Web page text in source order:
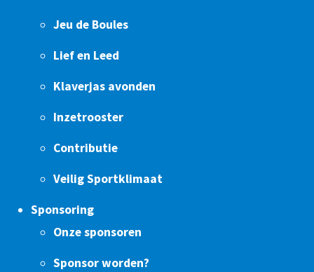
Jeu de Boules
Lief en Leed
Klaverjas avonden
Inzetrooster
Contributie
Veilig Sportklimaat
Sponsoring
Onze sponsoren
Sponsor worden?